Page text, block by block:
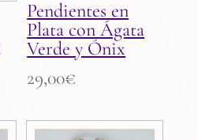
Pendientes en
Plata con Ágata
Verde y Ónix
29,00€